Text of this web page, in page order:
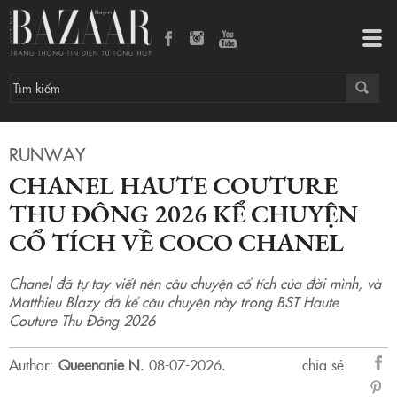
RUNWAY
CHANEL HAUTE COUTURE
THU ĐÔNG 2026 KỂ CHUYỆN
CỔ TÍCH VỀ COCO CHANEL
Chanel đã tự tay viết nên câu chuyện cổ tích của đời mình, và
Matthieu Blazy đã kể câu chuyện này trong BST Haute
Couture Thu Đông 2026
Author: Queenanie N. 08-07-2026.
chia sẻ
sẻ